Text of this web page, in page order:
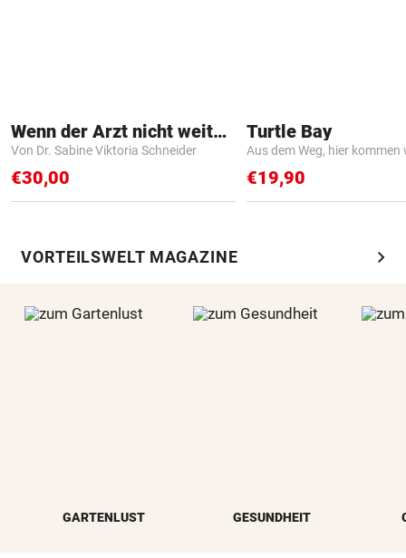
Wenn der Arzt nicht weiter weiß
Von Dr. Sabine Viktoria Schneider
€30,00
Turtle Bay
Aus dem Weg, hier kommen
€19,90
VORTEILSWELT MAGAZINE chevron_right
GARTENLUST GESUNDHEIT